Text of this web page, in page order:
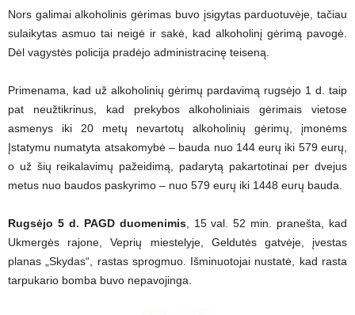
Nors galimai alkoholinis gėrimas buvo įsigytas parduotuvėje, tačiau
sulaikytas asmuo tai neigė ir sakė, kad alkoholinį gėrimą pavogė.
Dėl vagystės policija pradėjo administracinę teiseną.
Primenama, kad už alkoholinių gėrimų pardavimą rugsėjo 1 d. taip
pat neužtikrinus, kad prekybos alkoholiniais gėrimais vietose
asmenys iki 20 metų nevartotų alkoholinių gėrimų, įmonėms
Įstatymu numatyta atsakomybė – bauda nuo 144 eurų iki 579 eurų,
o už šių reikalavimų pažeidimą, padarytą pakartotinai per dvejus
metus nuo baudos paskyrimo – nuo 579 eurų iki 1448 eurų bauda.
Rugsėjo 5 d. PAGD duomenimis, 15 val. 52 min. pranešta, kad
Ukmergės rajone, Veprių miestelyje, Geldutės gatvėje, įvestas
planas „Skydas“, rastas sprogmuo. Išminuotojai nustatė, kad rasta
tarpukario bomba buvo nepavojinga.